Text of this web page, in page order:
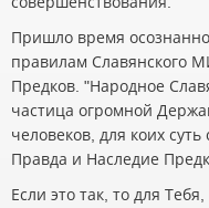
Пришло время
правилам Славянского
Предков. "Народное
частица огромной
человеков, для коих
Правда и Наследие
Если это так, то для